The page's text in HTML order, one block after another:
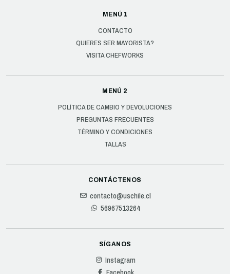
MENÚ 1
CONTACTO
QUIERES SER MAYORISTA?
VISITA CHEFWORKS
MENÚ 2
POLÍTICA DE CAMBIO Y DEVOLUCIONES
PREGUNTAS FRECUENTES
TÉRMINO Y CONDICIONES
TALLAS
CONTÁCTENOS
contacto@uschile.cl
56967513264
SÍGANOS
Instagram